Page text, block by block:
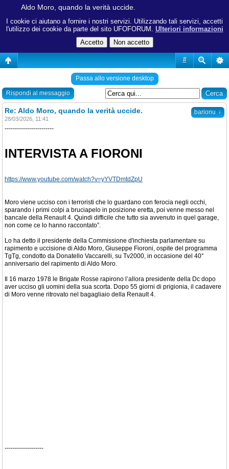
I cookie ci aiutano a fornire i nostri servizi. Utilizzando tali servizi, accetti
l'utilizzo dei cookie da parte del sito UFOFORUM. Ulteriori informazioni
#
Aldo Moro, quando la verità uccide.
Passa allo versione desktop
Rispondi al messaggio
barionu ↓
Re: Aldo Moro, quando la verità uccide.
28/03/2026, 11:41
------------------------
INTERVISTA A FIORONI
https://www.youtube.com/watch?v=yYVTDmtdZpU
Moro viene ucciso con i terroristi che lo guardano con ferocia negli occhi,
sparando i primi colpi a bruciapelo in posizione eretta, poi venne messo nel
bancale della Renault 4. Quindi difficile che tutto sia avvenuto in quel garage,
non come ce lo hanno raccontato”.
Lo ha detto il presidente della Commissione d'inchiesta parlamentare su
rapimento e uccisione di Aldo Moro, Giuseppe Fioroni, ospite del programma
TgTg, condotto da Donatello Vaccarelli, su Tv2000, in occasione del 40°
anniversario del rapimento di Aldo Moro.
Il 16 marzo 1978 le Brigate Rosse rapirono lʼallora presidente della Dc dopo
aver ucciso gli uomini della sua scorta. Dopo 55 giorni di prigionia, il cadavere
di Moro venne ritrovato nel bagagliaio della Renault 4.
-------------------